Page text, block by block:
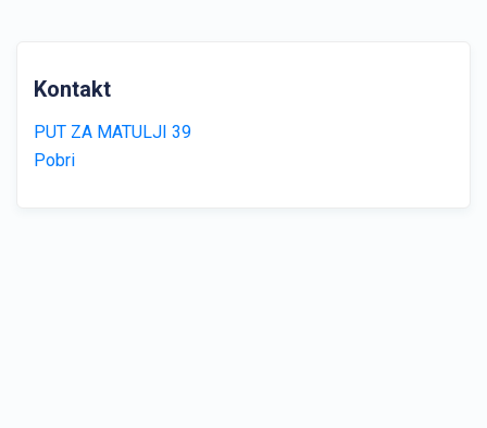
Kontakt
PUT ZA MATULJI 39
Pobri